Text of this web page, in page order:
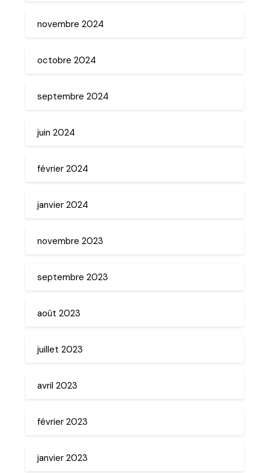
novembre 2024
octobre 2024
septembre 2024
juin 2024
février 2024
janvier 2024
novembre 2023
septembre 2023
août 2023
juillet 2023
avril 2023
février 2023
janvier 2023